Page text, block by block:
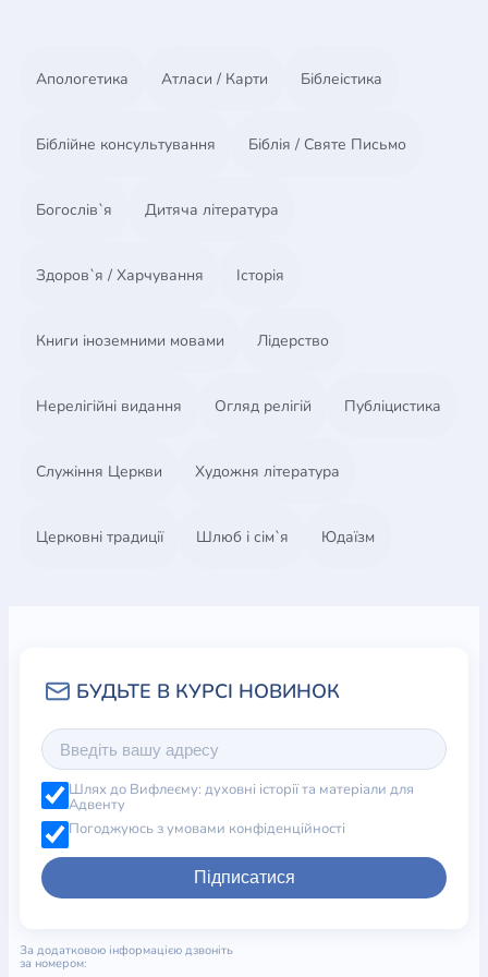
книга в серии "Нурлиньские летописи".
iframe width="560" height="315"
Апологетика Атласи / Карти Біблеістика
Біблійне консультування Біблія / Святе Письмо
Богослів`я Дитяча література
Здоров`я / Харчування Історія
Книги іноземними мовами Лідерство
Нерелігійні видання Огляд релігій Публіцистика
Служіння Церкви Художня література
Церковні традиції Шлюб і сім`я Юдаїзм
Шлях до Вифлеєму: духовні історії та матеріали для
Адвенту
Погоджуюсь з умовами конфіденційності
Підписатися
За додатковою інформацією дзвоніть
за номером: